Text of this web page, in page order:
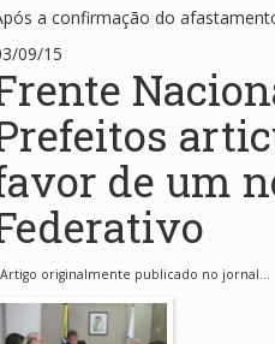
a confirmação do
09/15
de um
originalmente publicado no jornal...